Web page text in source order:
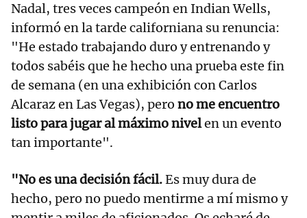
Nadal, tres veces campeón en Indian Wells,
informó en la tarde californiana su renuncia:
"He estado trabajando duro y entrenando y
todos sabéis que he hecho una prueba este fin
de semana (en una exhibición con Carlos
Alcaraz en Las Vegas), pero no me encuentro
listo para jugar al máximo nivelen un evento
tan importante".
"No es una decisión fácil.Es muy dura de
hecho, pero no puedo mentirme a mí mismo y